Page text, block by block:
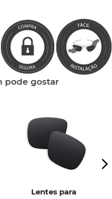
pode gostar
Lentes para